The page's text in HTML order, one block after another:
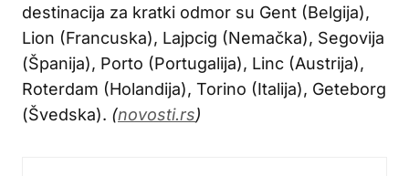
destinacija za kratki odmor su Gent (Belgija),
Lion (Francuska), Lajpcig (Nemačka), Segovija
(Španija), Porto (Portugalija), Linc (Austrija),
Roterdam (Holandija), Torino (Italija), Geteborg
(Švedska). (novosti.rs)